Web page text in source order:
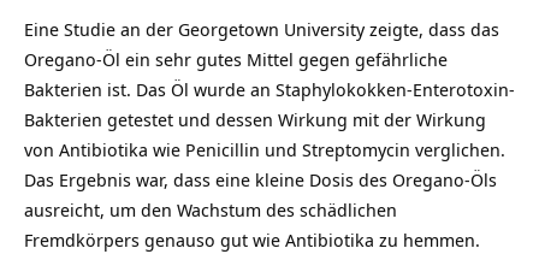
Eine Studie an der Georgetown University zeigte, dass das
Oregano-Öl ein sehr gutes Mittel gegen gefährliche
Bakterien ist. Das Öl wurde an Staphylokokken-Enterotoxin-
Bakterien getestet und dessen Wirkung mit der Wirkung
von Antibiotika wie Penicillin und Streptomycin verglichen.
Das Ergebnis war, dass eine kleine Dosis des Oregano-Öls
ausreicht, um den Wachstum des schädlichen
Fremdkörpers genauso gut wie Antibiotika zu hemmen.